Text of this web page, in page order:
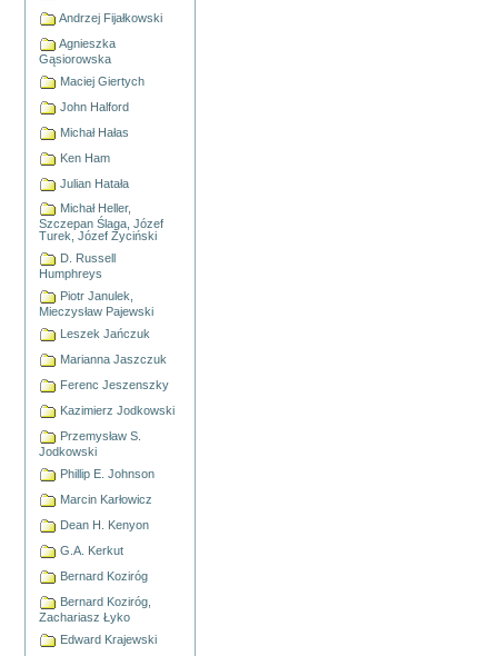
Andrzej Fijałkowski
Agnieszka
Gąsiorowska
Maciej Giertych
John Halford
Michał Hałas
Ken Ham
Julian Hatała
Michał Heller,
Szczepan Ślaga, Józef
Turek, Józef Życiński
D. Russell
Humphreys
Piotr Janulek,
Mieczysław Pajewski
Leszek Jańczuk
Marianna Jaszczuk
Ferenc Jeszenszky
Kazimierz Jodkowski
Przemysław S.
Jodkowski
Phillip E. Johnson
Marcin Karłowicz
Dean H. Kenyon
G.A. Kerkut
Bernard Koziróg
Bernard Koziróg,
Zachariasz Łyko
Edward Krajewski